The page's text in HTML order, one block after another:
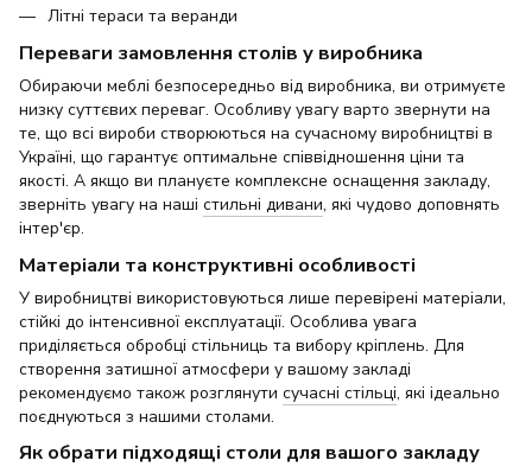
Літні тераси та веранди
Переваги замовлення столів у виробника
Обираючи меблі безпосередньо від виробника, ви отримуєте
низку суттєвих переваг. Особливу увагу варто звернути на
те, що всі вироби створюються на сучасному виробництві в
Україні, що гарантує оптимальне співвідношення ціни та
якості. А якщо ви плануєте комплексне оснащення закладу,
зверніть увагу на наші стильні дивани, які чудово доповнять
інтер'єр.
Матеріали та конструктивні особливості
У виробництві використовуються лише перевірені матеріали,
стійкі до інтенсивної експлуатації. Особлива увага
приділяється обробці стільниць та вибору кріплень. Для
створення затишної атмосфери у вашому закладі
рекомендуємо також розглянути сучасні стільці, які ідеально
поєднуються з нашими столами.
Як обрати підходящі столи для вашого закладу